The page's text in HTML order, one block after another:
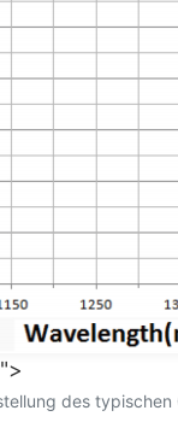
des typischen